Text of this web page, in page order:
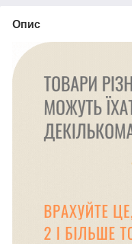
Опис